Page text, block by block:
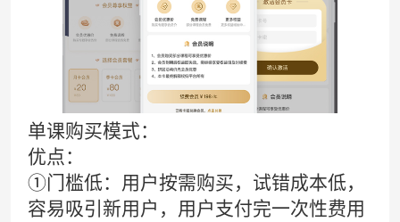
单课购买模式：
优点：
①门槛低：用户按需购买，试错成本低，
容易吸引新用户，用户支付完一次性费用